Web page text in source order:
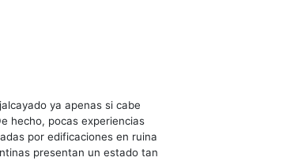
ya apenas si cabe
hecho, pocas experiencias
por edificaciones en ruina
presentan un estado tan